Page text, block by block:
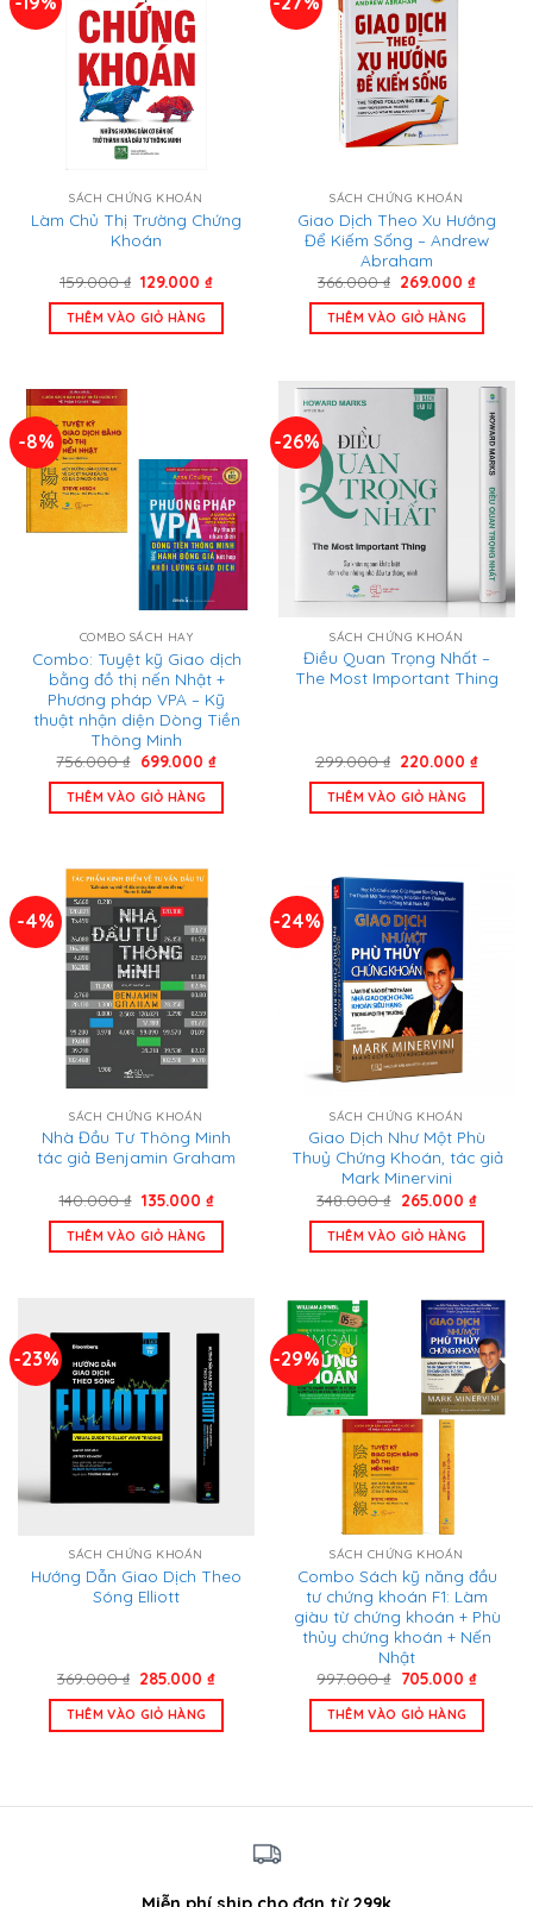
SÁCH CHỨNG KHOÁN
Làm Chủ Thị Trường Chứng
Khoán
159.000₫ Giá
là:
159.000 ₫.
129.000₫Giá
tại
THÊM VÀO GIỎ HÀNG
SÁCH CHỨNG KHOÁN
Giao Dịch Theo Xu Hướng
Để Kiếm Sống – Andrew
Abraham
366.000₫ Giá
là:
366.000 ₫.
269.000₫Giá
tại
THÊM VÀO GIỎ HÀNG
-8%
COMBO SÁCH HAY
Combo: Tuyệt kỹ Giao dịch
bằng đồ thị nến Nhật +
Phương pháp VPA – Kỹ
thuật nhận diện Dòng Tiền
Thông Minh
756.000₫ Giá
là:
756.000 ₫.
699.000 ₫Giá
tại
THÊM VÀO GIỎ HÀNG
-26%
SÁCH CHỨNG KHOÁN
Điều Quan Trọng Nhất –
The Most Important Thing
299.000₫ Giá
là:
299.000 ₫.
220.000₫Giá
tại
THÊM VÀO GIỎ HÀNG
-4%
SÁCH CHỨNG KHOÁN
Nhà Đầu Tư Thông Minh
tác giả Benjamin Graham
140.000₫ Giá
là:
140.000 ₫.
135.000 ₫Giá
tại
THÊM VÀO GIỎ HÀNG
-24%
SÁCH CHỨNG KHOÁN
Giao Dịch Như Một Phù
Thuỷ Chứng Khoán, tác giả
Mark Minervini
348.000₫ Giá
là:
348.000 ₫.
265.000 ₫Giá
tại
THÊM VÀO GIỎ HÀNG
-23%
SÁCH CHỨNG KHOÁN
Hướng Dẫn Giao Dịch Theo
Sóng Elliott
369.000₫ Giá
là:
369.000 ₫.
285.000₫Giá
THÊM VÀO GIỎ HÀNG
-29%
SÁCH CHỨNG KHOÁN
Combo Sách kỹ năng đầu
tư chứng khoán F1: Làm
giàu từ chứng khoán + Phù
thủy chứng khoán + Nến
Nhật
997.000₫ Giá
là:
997.000 ₫.
705.000 ₫Giá
THÊM VÀO GIỎ HÀNG